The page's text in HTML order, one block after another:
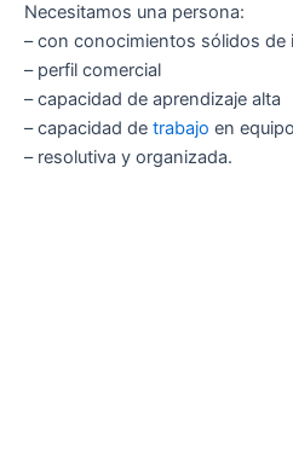
Necesitamos una persona:
– con conocimientos sólidos de
– perfil comercial
– capacidad de aprendizaje alta
– capacidad de trabajo en equipo
– resolutiva y organizada.